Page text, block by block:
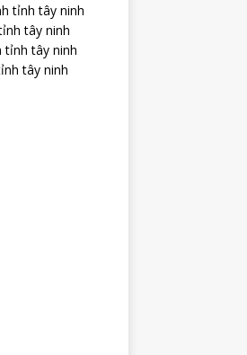
tỉnh tây ninh
tây ninh
tỉnh tây ninh
tây ninh